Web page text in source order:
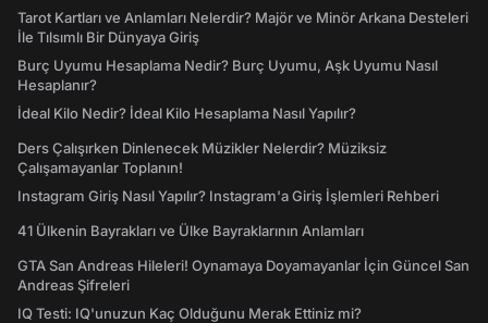
Tarot Kartları ve Anlamları Nelerdir? Majör ve Minör Arkana Desteleri
İle Tılsımlı Bir Dünyaya Giriş
Burç Uyumu Hesaplama Nedir? Burç Uyumu, Aşk Uyumu Nasıl
Hesaplanır?
İdeal Kilo Nedir? İdeal Kilo Hesaplama Nasıl Yapılır?
Ders Çalışırken Dinlenecek Müzikler Nelerdir? Müziksiz
Çalışamayanlar Toplanın!
Instagram Giriş Nasıl Yapılır? Instagram'a Giriş İşlemleri Rehberi
41 Ülkenin Bayrakları ve Ülke Bayraklarının Anlamları
GTA San Andreas Hileleri! Oynamaya Doyamayanlar İçin Güncel San
Andreas Şifreleri
IQ Testi: IQ'unuzun Kaç Olduğunu Merak Ettiniz mi?